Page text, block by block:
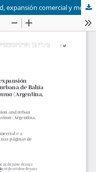
El traje nuevo de la ciudad. Visualidad, expansión comercial y modernización urbana en Bahía Blanca en las páginas de Panorama (Argentina, 1950-1960)